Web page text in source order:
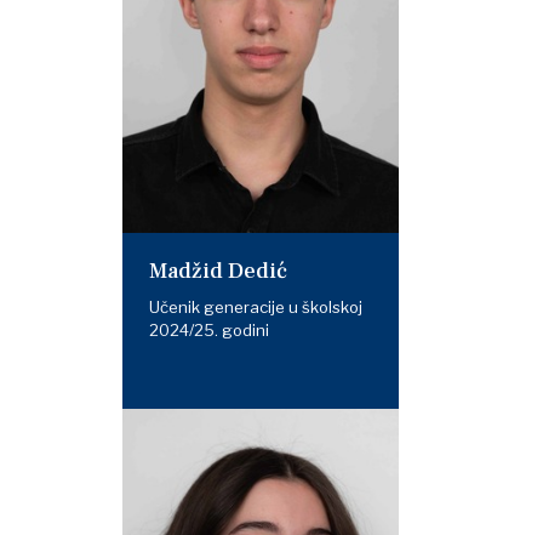
Madžid Dedić
Učenik generacije u školskoj
2024/25. godini